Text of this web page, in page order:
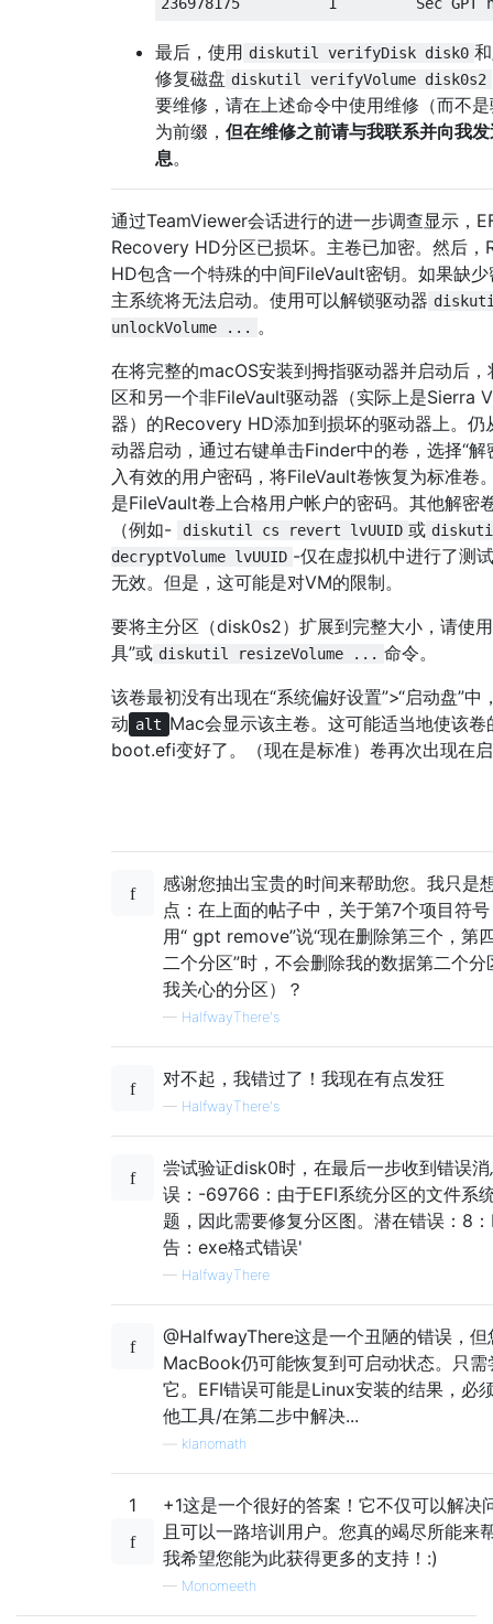
最后，使用 diskutil verifyDisk disk0
修复磁盘 diskutil verifyVolume disk0s2
要维修，请在上述命令中使用维修（而不
为前缀， 但在维修之前请与我联系并向我
息。
通过TeamViewer会话进行的进一步调查显示，
Recovery HD分区已损坏。主卷已加密。然后，
HD包含一个特殊的中间FileVault密钥。如果缺
主系统将无法启动。使用可以解锁驱动器
unlockVolume ...
。
在将完整的macOS安装到拇指驱动器并启动后，
区和另一个非FileVault驱动器（实际上是Sierra
器）的Recovery HD添加到损坏的驱动器上。仍
动器启动，通过右键单击Finder中的卷，选择“解
入有效的用户密码，将FileVault卷恢复为标准卷
是FileVault卷上合格用户帐户的密码。其他解密
（例如-
diskutil cs revert lvUUID 或
decryptVolume lvUUID -仅在虚拟机中进行了测
无效。但是，这可能是对VM的限制。
要将主分区（disk0s2）扩展到完整大小，请使
具”或 diskutil resizeVolume ... 命令。
该卷最初没有出现在“系统偏好设置”>“启动盘”中
动 alt Mac会显示该主卷。这可能适当地使该卷
boot.efi变好了。（现在是标准）卷再次出现在
感谢您抽出宝贵的时间来帮助您。我只是
点：在上面的帖子中，关于第7个项目符
用“ gpt remove”说“现在删除第三个，第
二个分区”时，不会删除我的数据第二个分
我关心的分区）？
— HalfwayThere's
对不起，我错过了！我现在有点发狂
— HalfwayThere's
尝试验证disk0时，在最后一步收到错误
误：-69766：由于EFI系统分区的文件系
题，因此需要修复分区图。潜在错误：8
告：exe格式错误'
— HalfwayThere
@HalfwayThere这是一个丑陋的错误，但
MacBook仍可能恢复到可启动状态。只需
它。EFI错误可能是Linux安装的结果，必
他工具/在第二步中解决...
klanomath
1
+1这是一个很好的答案！它不仅可以解决
且可以一路培训用户。您真的竭尽所能来
我希望您能为此获得更多的支持！:)
— Monomeeth